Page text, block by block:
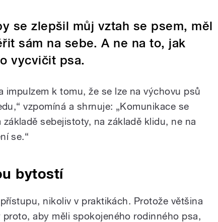
se zlepšil můj vztah se psem, měl
sám na sebe. A ne na to, jak
vycvičit psa.
impulzem k tomu, že se lze na výchovu psů
vzpomíná a shrnuje: „Komunikace se
sebejistoty, na základě klidu, ne na
se.“
bytostí
nikoliv v praktikách. Protože většina
aby měli spokojeného rodinného psa,